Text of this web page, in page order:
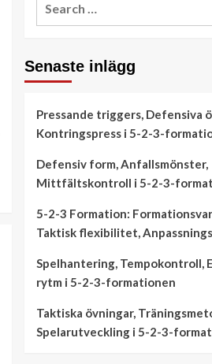
Senaste inlägg
Pressande triggers, Defensiva
Kontringspress i 5-2-3-
Defensiv form, Anfallsmönster,
Mittfältskontroll i 5-2-3-
5-2-3 Formation:
Taktisk flexibilitet,
Spelhantering, Tempokontroll,
rytm i 5-2-3-formationen
Taktiska övningar,
Spelarutveckling i 5-2-3-